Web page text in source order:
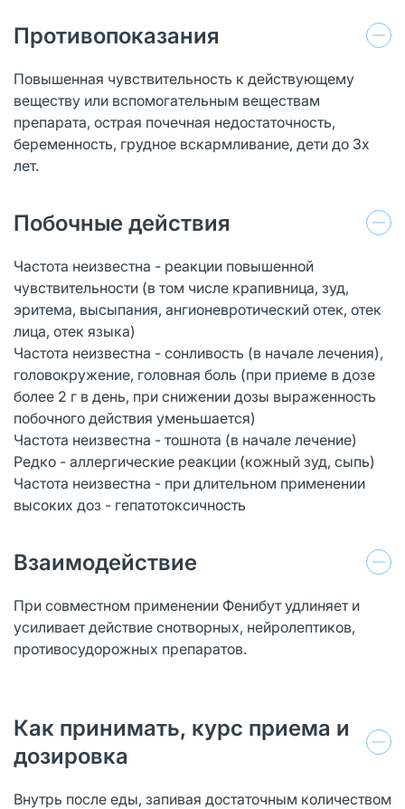
Противопоказания
Повышенная чувствительность к действующему
веществу или вспомогательным веществам
препарата, острая почечная недостаточность,
беременность, грудное вскармливание, дети до 3х
лет.
Побочные действия
Частота неизвестна - реакции повышенной
чувствительности (в том числе крапивница, зуд,
эритема, высыпания, ангионевротический отек, отек
лица, отек языка)
Частота неизвестна - сонливость (в начале лечения),
головокружение, головная боль (при приеме в дозе
более 2 г в день, при снижении дозы выраженность
побочного действия уменьшается)
Частота неизвестна - тошнота (в начале лечение)
Редко - аллергические реакции (кожный зуд, сыпь)
Частота неизвестна - при длительном применении
высоких доз - гепатотоксичность
Взаимодействие
При совместном применении Фенибут удлиняет и
усиливает действие снотворных, нейролептиков,
противосудорожных препаратов.
Как принимать, курс приема и
дозировка
Внутрь после еды, запивая достаточным количеством